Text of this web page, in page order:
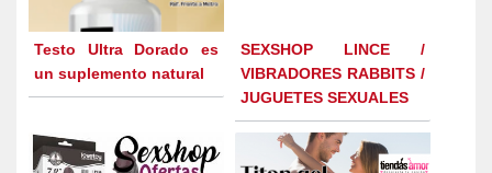
Testo Ultra Dorado es
un suplemento natural
SEXSHOP LINCE /
VIBRADORES RABBITS /
JUGUETES SEXUALES